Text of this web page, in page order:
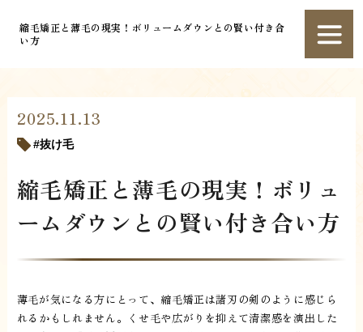
縮毛矯正と薄毛の現実！ボリュームダウンとの賢い付き合
い方
2025.11.13
抜け毛
縮毛矯正と薄毛の現実！ボリュ
ームダウンとの賢い付き合い方
薄毛が気になる方にとって、縮毛矯正は諸刃の剣のように感じら
れるかもしれません。くせ毛や広がりを抑えて清潔感を演出した